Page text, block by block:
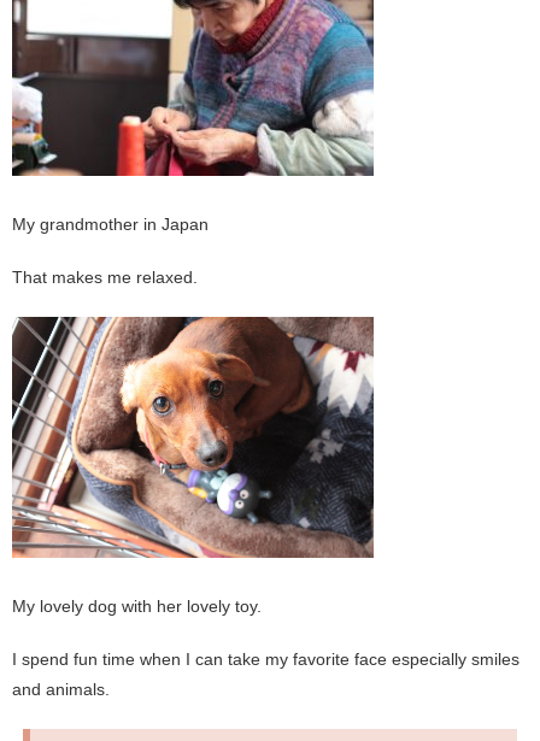
My grandmother in Japan
That makes me relaxed.
My lovely dog with her lovely toy.
I spend fun time when I can take my favorite face especially smiles
and animals.